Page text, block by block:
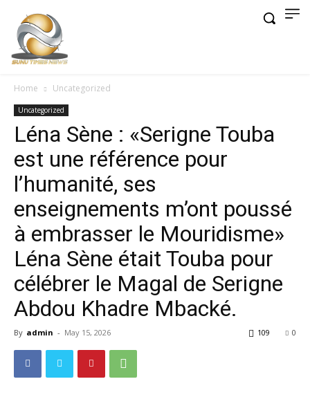
Home Uncategorized
Uncategorized
Léna Sène : «Serigne Touba
est une référence pour
l’humanité, ses
enseignements m’ont poussé
à embrasser le Mouridisme»
Léna Sène était Touba pour
célébrer le Magal de Serigne
Abdou Khadre Mbacké.
By admin - May 15, 2026 0
109